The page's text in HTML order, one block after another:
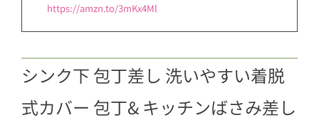
https://amzn.to/3mKx4Ml
シンク下 包丁差し 洗いやすい着脱
式カバー 包丁& キッチンばさみ差し